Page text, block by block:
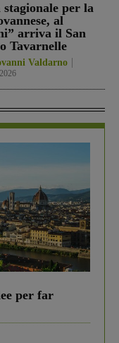
per la
al
arriva il San
Tavarnelle
Valdarno
per far